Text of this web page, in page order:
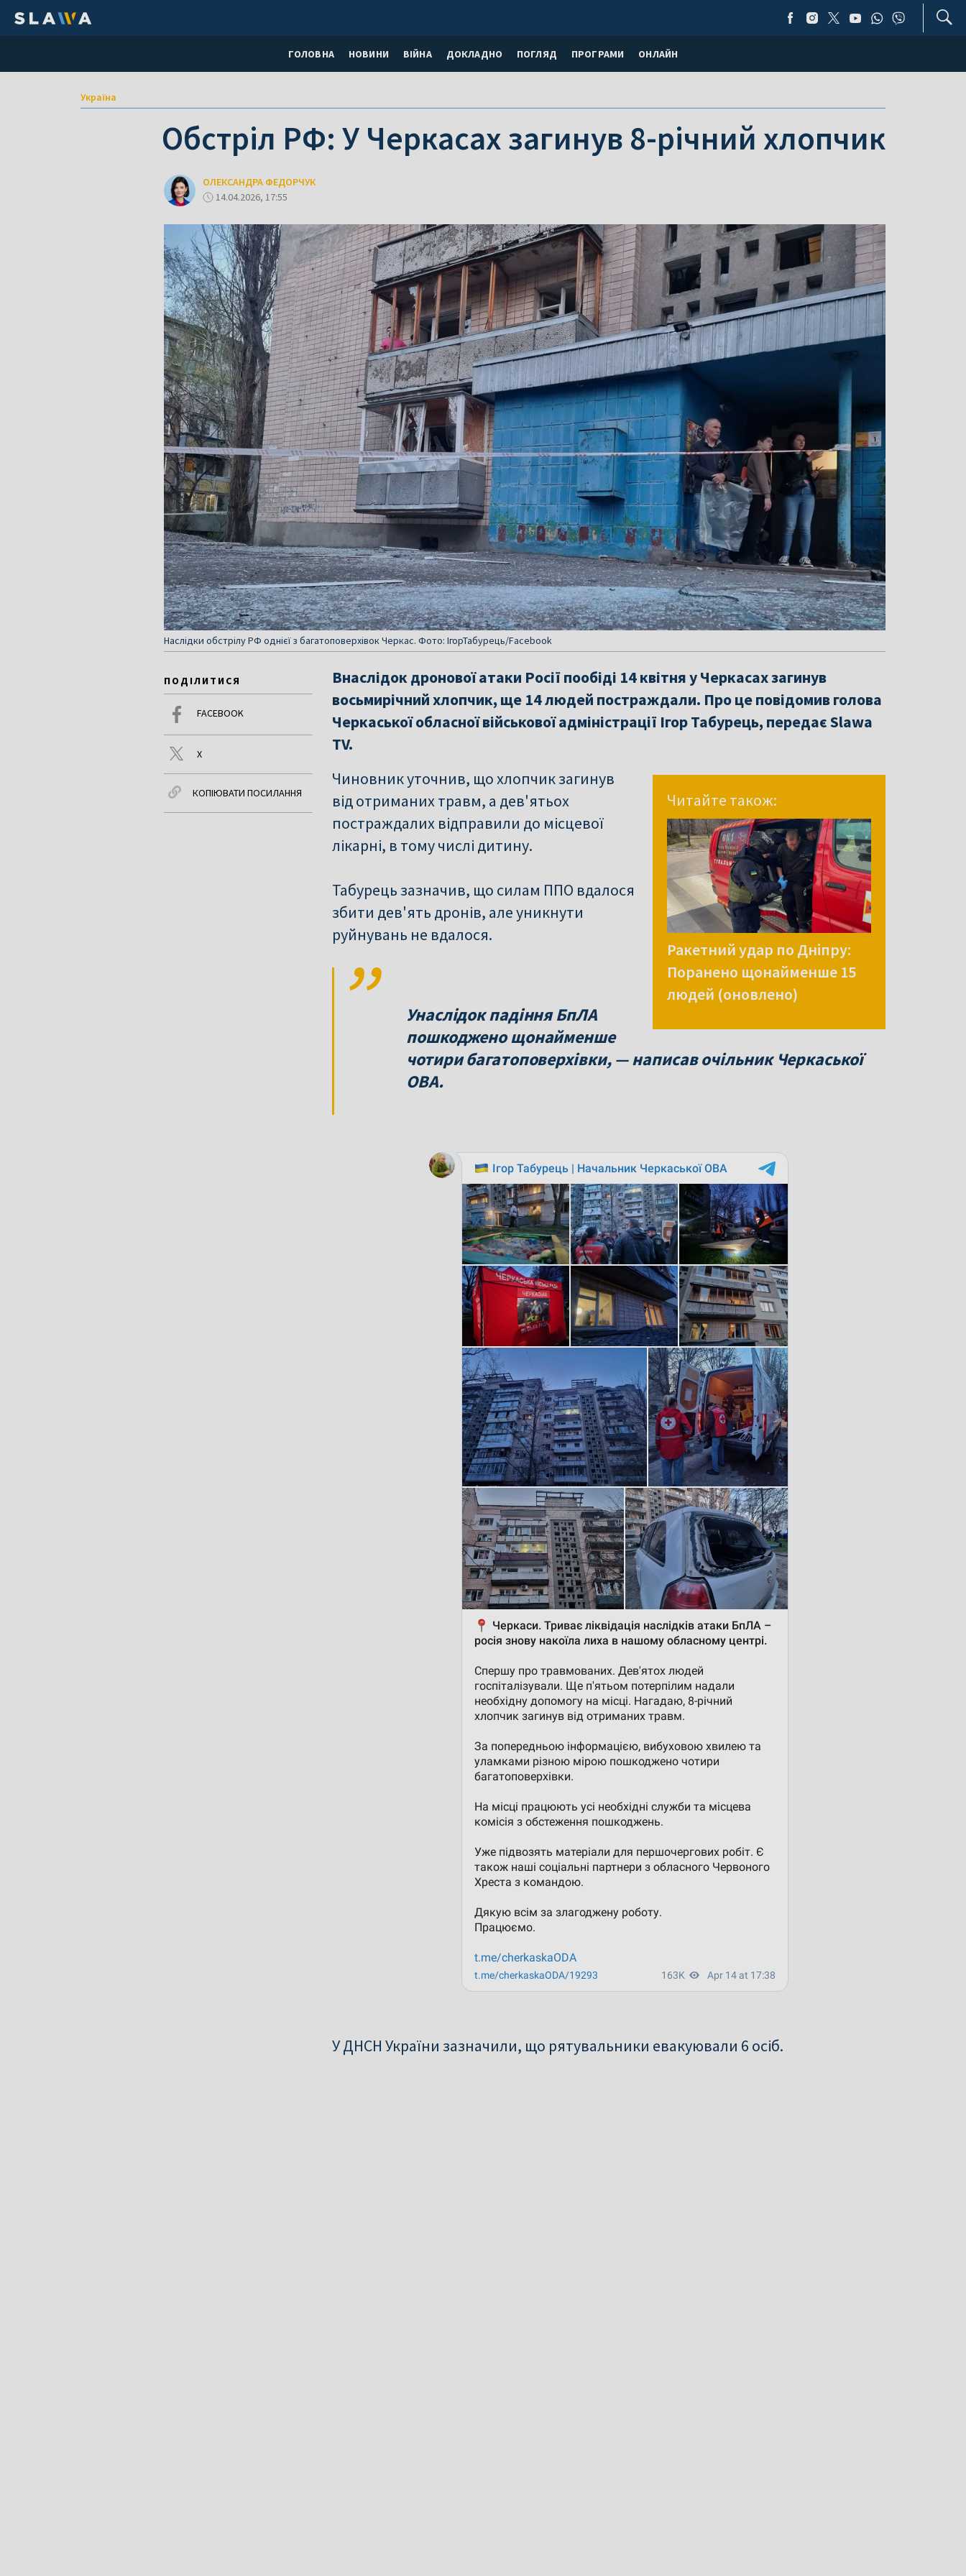
ГОЛОВНА НОВИНИ ВІЙНА ДОКЛАДНО ПОГЛЯД ПРОГРАМИ ОНЛАЙН
Україна
Обстріл РФ: У Черкасах загинув 8-річний хлопчик
ОЛЕКСАНДРА ФЕДОРЧУК
14.04.2026, 17:55
Наслідки обстрілу РФ однієї з багатоповерхівок Черкас. Фото: ІгорТабурець/Facebook
ПОДІЛИТИСЯ
FACEBOOK
X
КОПІЮВАТИ ПОСИЛАННЯ
Внаслідок дронової атаки Росії пообіді 14 квітня у Черкасах загинув
восьмирічний хлопчик, ще 14 людей постраждали. Про це повідомив голова
Черкаської обласної військової адміністрації Ігор Табурець, передає Slawa
TV.
Читайте також:
Ракетний удар по Дніпру:
Поранено щонайменше 15
людей (оновлено)
Чиновник уточнив, що хлопчик загинув
від отриманих травм, а дев'ятьох
постраждалих відправили до місцевої
лікарні, в тому числі дитину.
Табурець зазначив, що силам ППО вдалося
збити дев'ять дронів, але уникнути
руйнувань не вдалося.
Унаслідок падіння БпЛА
пошкоджено щонайменше
чотири багатоповерхівки, — написав очільник Черкаської
ОВА.
У ДНСН України зазначили, що рятувальники евакуювали 6 осіб.